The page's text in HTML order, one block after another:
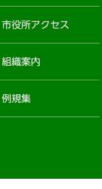
市役所アクセス
組織案内
例規集